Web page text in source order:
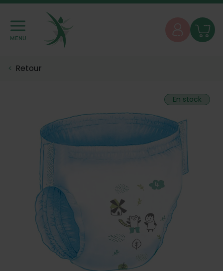
MENU
Retour
En stock